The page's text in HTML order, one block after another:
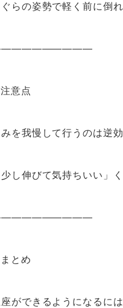
らの姿勢で軽く前に倒
意点
を我慢して行うのは逆効
し伸びて気持ちいい」
とめ
ができるようになるに